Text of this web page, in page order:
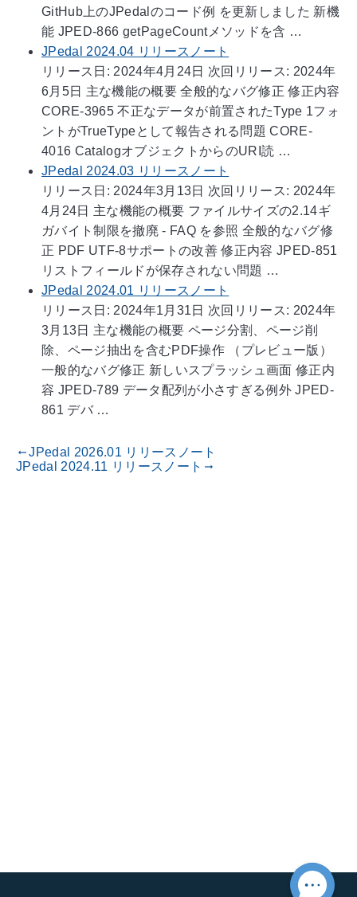
GitHub上のJPedalのコード例 を更新しました 新機
能 JPED-866 getPageCountメソッドを含 …
JPedal 2024.04 リリースノート
リリース日: 2024年4月24日 次回リリース: 2024年
6月5日 主な機能の概要 全般的なバグ修正 修正内容
CORE-3965 不正なデータが前置されたType 1フォ
ントがTrueTypeとして報告される問題 CORE-
4016 CatalogオブジェクトからのURI読 …
JPedal 2024.03 リリースノート
リリース日: 2024年3月13日 次回リリース: 2024年
4月24日 主な機能の概要 ファイルサイズの2.14ギ
ガバイト制限を撤廃 - FAQ を参照 全般的なバグ修
正 PDF UTF-8サポートの改善 修正内容 JPED-851
リストフィールドが保存されない問題 …
JPedal 2024.01 リリースノート
リリース日: 2024年1月31日 次回リリース: 2024年
3月13日 主な機能の概要 ページ分割、ページ削
除、ページ抽出を含むPDF操作 （プレビュー版）
一般的なバグ修正 新しいスプラッシュ画面 修正内
容 JPED-789 データ配列が小さすぎる例外 JPED-
861 デバ …
gdoc_arrow_left_altJPedal 2026.01 リリースノート
JPedal 2024.11 リリースノート gdoc_arrow_right_alt